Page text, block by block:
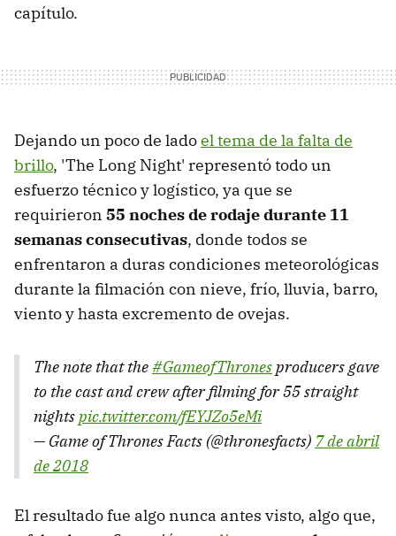
capítulo.
Dejando un poco de ladoel tema de la falta de
brillo, 'The Long Night' representó todo un
esfuerzo técnico y logístico, ya que se
requirieron 55 noches de rodaje durante 11
semanas consecutivas, donde todos se
enfrentaron a duras condiciones meteorológicas
durante la filmación con nieve, frío, lluvia, barro,
viento y hasta excremento de ovejas.
The note that the#GameofThronesproducers gave
to the cast and crew after filming for 55 straight
nightspic.twitter.com/fEYJZo5eMi
— Game of Thrones Facts (@thronesfacts) 7 de abril
de 2018
El resultado fue algo nunca antes visto, algo que,